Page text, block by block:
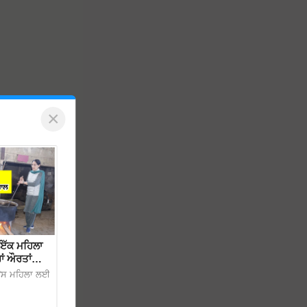
×
ਮਹਿਲਾ
ਔਰਤਾਂ
ਮਹਿਲਾ ਲਈ